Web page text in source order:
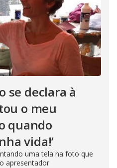
se declara à
o meu
quando
vida!’
uma tela na foto que
apresentador